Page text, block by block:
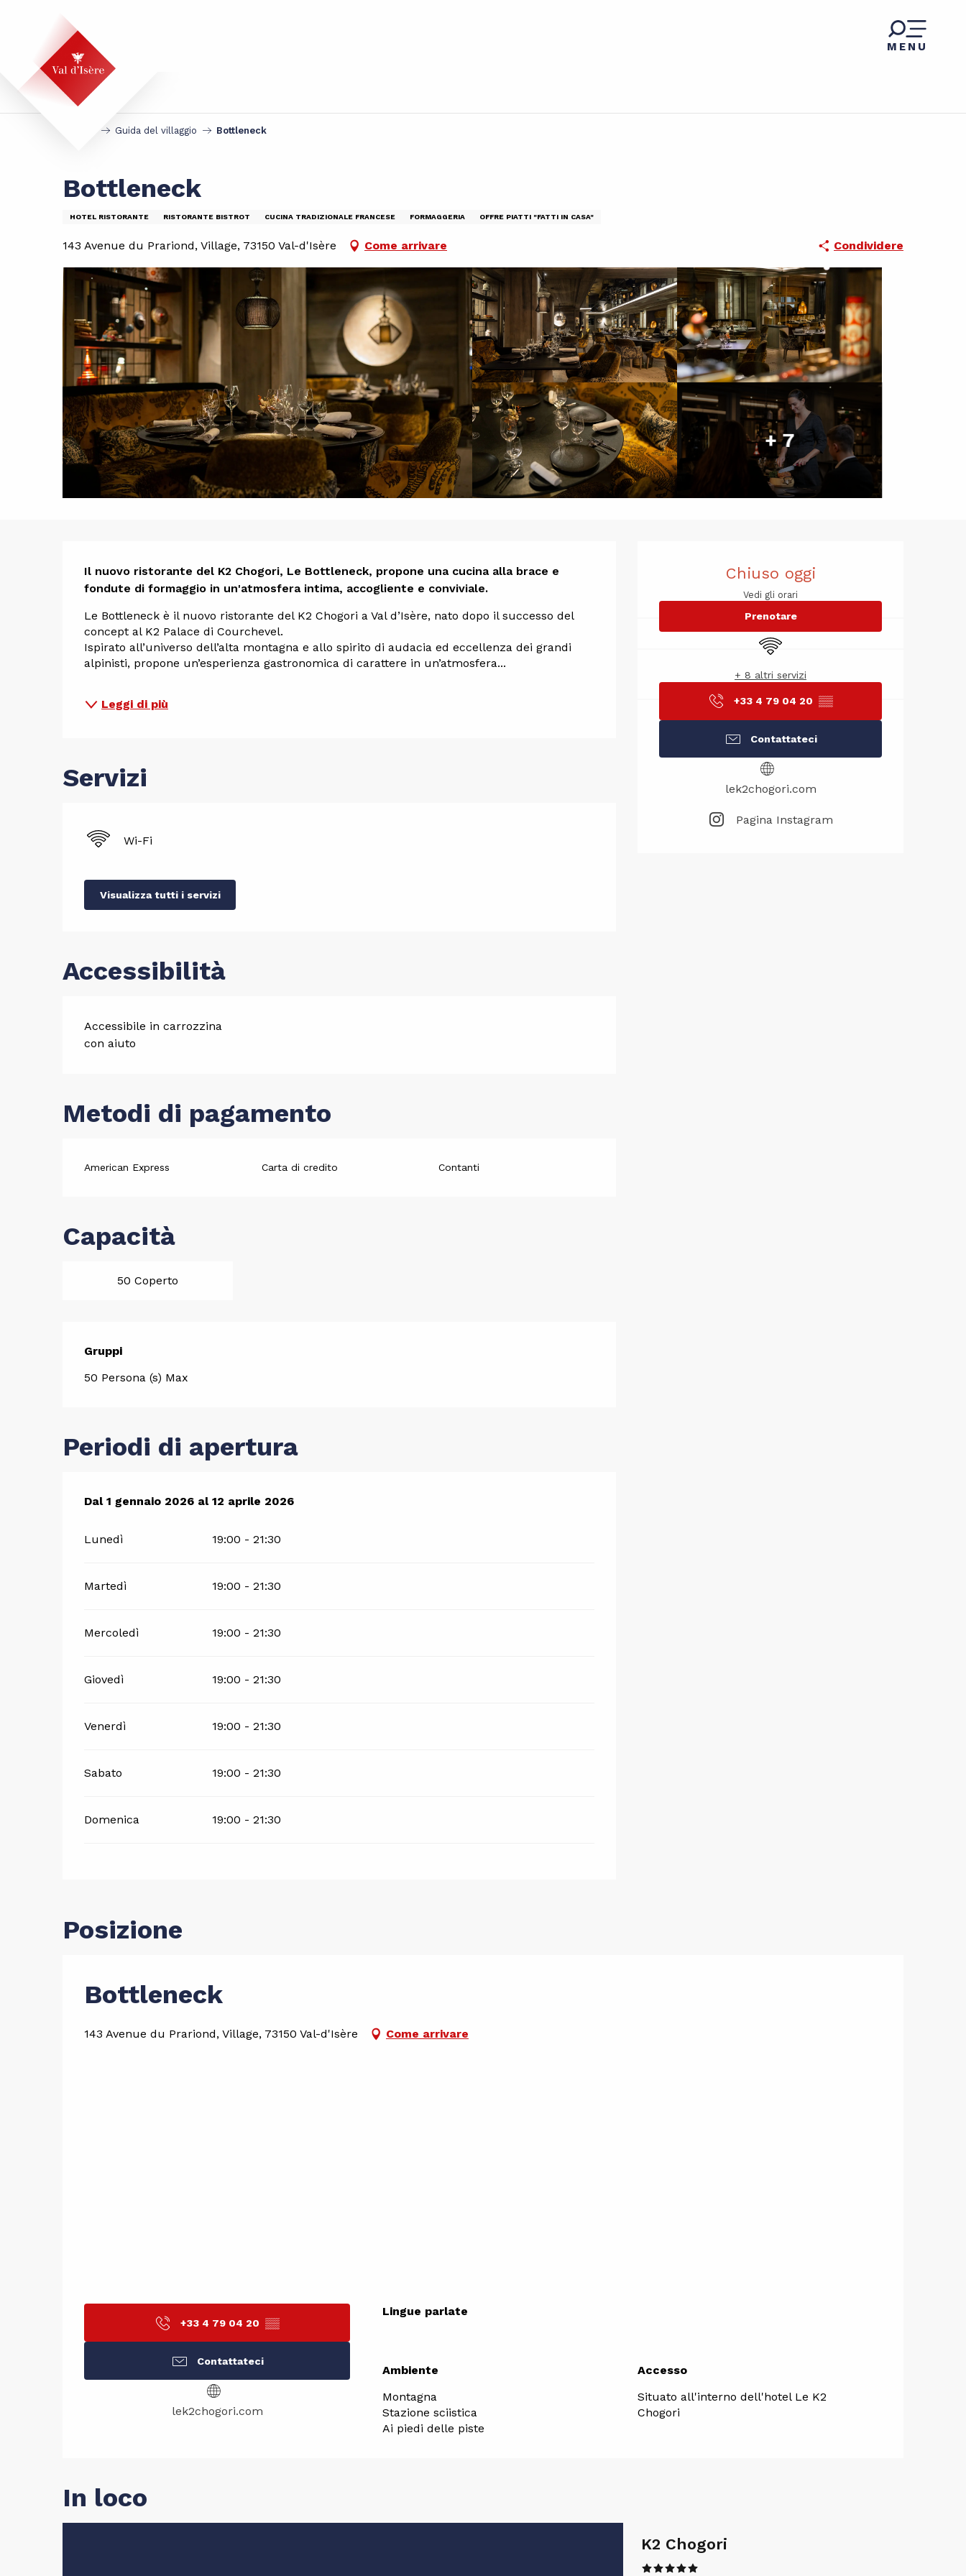
principal
MENU
Guida del villaggio Bottleneck
Bottleneck
HOTEL RISTORANTE RISTORANTE BISTROT CUCINA TRADIZIONALE FRANCESE FORMAGGERIA OFFRE PIATTI "FATTI IN CASA"
143 Avenue du Prariond, Village, 73150 Val-d'Isère Come arrivare Condividere
+ 7
Orari e
Chiuso oggi
Vedi gli orari
Prenotare
Wi-Fi
+ 8 altri servizi
+33 4 79 04 20 ▒▒
Contattateci
lek2chogori.com
Pagina Instagram
Descrizione
Il nuovo ristorante del K2 Chogori, Le Bottleneck, propone una cucina alla brace e
fondute di formaggio in un'atmosfera intima, accogliente e conviviale.
Le Bottleneck è il nuovo ristorante del K2 Chogori a Val d’Isère, nato dopo il successo del
concept al K2 Palace di Courchevel.
Ispirato all’universo dell’alta montagna e allo spirito di audacia ed eccellenza dei grandi
alpinisti, propone un’esperienza gastronomica di carattere in un’atmosfera...
Leggi di più
Servizi
Wi-Fi
Visualizza tutti i servizi
Accessibilità
Accessibile in carrozzina
con aiuto
Metodi di pagamento
American Express Carta di credito Contanti
Capacità
50 Coperto
Gruppi
Gruppi
50 Persona (s) Max
Periodi di apertura
Dal1 gennaio 2026 al12 aprile 2026
Dal1 gennaio 2026 al12 aprile 2026
Lunedì 19:00 - 21:30
Martedì 19:00 - 21:30
Mercoledì 19:00 - 21:30
Giovedì 19:00 - 21:30
Venerdì 19:00 - 21:30
Sabato 19:00 - 21:30
Domenica 19:00 - 21:30
Posizione
Bottleneck
143 Avenue du Prariond, Village, 73150 Val-d'Isère Come arrivare
+33 4 79 04 20 ▒▒
Contattateci
lek2chogori.com
Lingue parlate
Lingue parlate
Ambiente
Ambiente
Montagna
Stazione sciistica
Ai piedi delle piste
Accesso
Accesso
Situato all'interno dell'hotel Le K2
Chogori
In loco
K2 Chogori